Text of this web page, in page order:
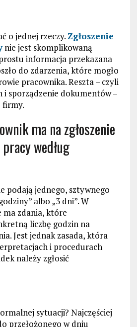
o jednej rzeczy. Zgłoszenie
nie jest skomplikowaną
informacja przekazana
do zdarzenia, które mogło
pracownika. Reszta – czyli
i sporządzenie dokumentów –
firmy.
ma na zgłoszenie
według
podają jednego, sztywnego
albo „3 dni”. W
ma zdania, które
liczbę godzin na
Jest jednak zasada, która
i procedurach
należy zgłosić
sytuacji? Najczęściej
przełożonego w dniu